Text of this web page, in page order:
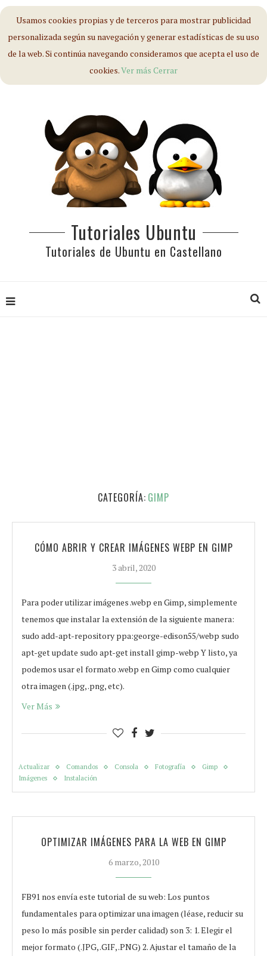
Usamos cookies propias y de terceros para mostrar publicidad
personalizada según su navegación y generar estadísticas de su uso
de la web. Si continúa navegando consideramos que acepta el uso de
cookies.Ver más Cerrar
Tutoriales Ubuntu
Tutoriales de Ubuntu en Castellano
CATEGORÍA: GIMP
CÓMO ABRIR Y CREAR IMÁGENES WEBP EN GIMP
3 abril, 2020
Para poder utilizar imágenes .webp en Gimp, simplemente
tenemos que instalar la extensión de la siguiente manera:
sudo add-apt-repository ppa:george-edison55/webp sudo
apt-get update sudo apt-get install gimp-webp Y listo, ya
podemos usar el formato .webp en Gimp como cualquier
otra imagen (.jpg, .png, etc).
Ver Más
Actualizar Comandos Consola Fotografía
Gimp
Imágenes
Instalación
OPTIMIZAR IMÁGENES PARA LA WEB EN GIMP
6 marzo, 2010
FB91 nos envía este tutorial de su web: Los puntos
fundamentales para optimizar una imagen (léase, reducir su
peso lo más posible sin perder calidad) son 3: 1. Elegir el
mejor formato (.JPG, .GIF, .PNG) 2. Ajustar el tamaño de la